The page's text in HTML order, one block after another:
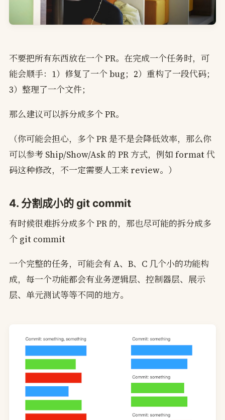
不要把所有东西放在一个 PR。在完成一个任务时，可
能会顺手：1）修复了一个 bug；2）重构了一段代码；
3）整理了一个文件；
那么建议可以拆分成多个 PR。
（你可能会担心，多个 PR 是不是会降低效率，那么你
可以参考 Ship/Show/Ask 的 PR 方式，例如 format 代
码这种修改，不一定需要人工来 review。）
4. 分割成小的 git commit
有时候很难拆分成多个 PR 的，那也尽可能的拆分成多
个 git commit
一个完整的任务，可能会有 A、B、C 几个小的功能构
成，每一个功能都会有业务逻辑层、控制器层、展示
层、单元测试等等不同的地方。